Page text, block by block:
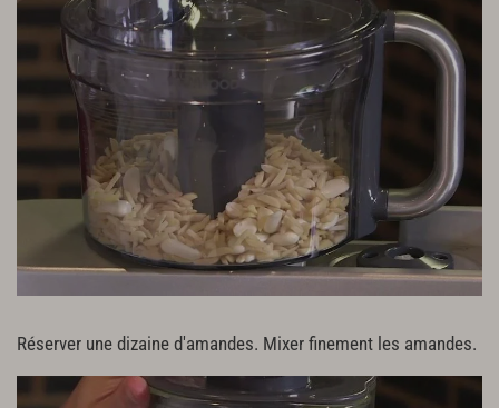
Réserver une dizaine d'amandes. Mixer finement les amandes.